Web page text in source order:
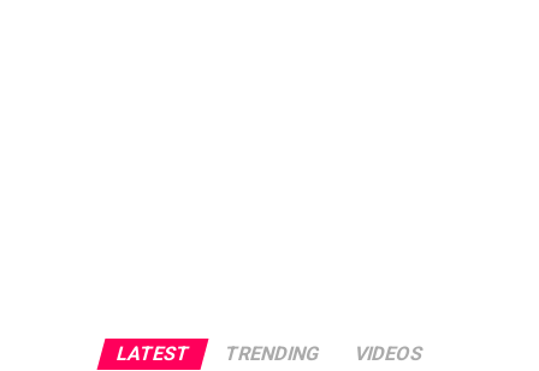
LATEST TRENDING VIDEOS